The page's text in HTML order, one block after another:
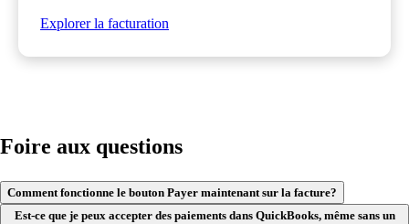
Explorer la facturation
Foire aux questions
Comment fonctionne le bouton Payer maintenant sur la facture?
Est-ce que je peux accepter des paiements dans QuickBooks, même sans un